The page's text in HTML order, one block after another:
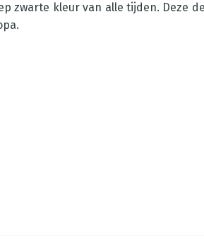
zwarte kleur van alle tijden. Deze